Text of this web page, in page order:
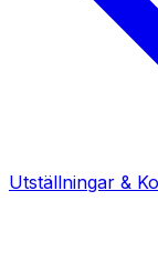
Utställningar &